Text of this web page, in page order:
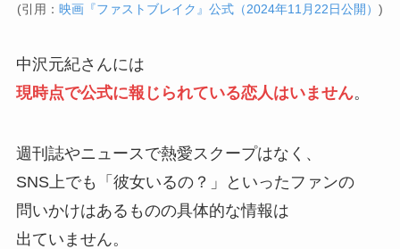
(引用： 映画『ファストブレイク』公式（2024年11月22日公開） )
中沢元紀さんには
現時点で公式に報じられている恋人はいません。
週刊誌やニュースで熱愛スクープはなく、
SNS上でも「彼女いるの？」といったファンの
問いかけはあるものの具体的な情報は
出ていません。